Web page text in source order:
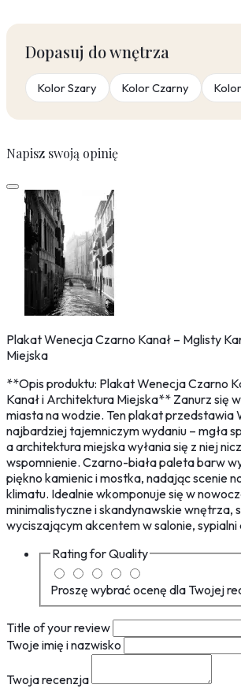
Dopasuj do wnętrza
Kolor Szary Kolor Czarny
Napisz swoją opinię
Plakat Wenecja Czarno Kanał – Mglisty
Miejska
**Opis produktu: Plakat Wenecja Czarno
Kanał i Architektura Miejska** Zanurz się
miasta na wodzie. Ten plakat przedstawia
najbardziej tajemniczym wydaniu – mgła
a architektura miejska wyłania się z niej
wspomnienie. Czarno-biała paleta barw
piękno kamienic i mostka, nadając scenie
klimatu. Idealnie wkomponuje się w
minimalistyczne i skandynawskie wnętrza,
wyciszającym akcentem w salonie, sypialni
Rating forQuality
Proszę wybrać ocenę dla Twojej
Title of your review
Twoje imię i nazwisko
Twoja recenzja